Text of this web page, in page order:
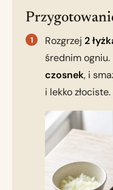
Rozgrzej 2
średnim ogniu.
czosnek, i
i lekko złociste.